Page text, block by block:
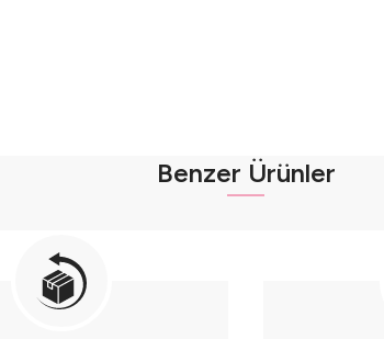
Benzer Ürünler
- (9-12-18 Ay) Seri - 746-Sarı